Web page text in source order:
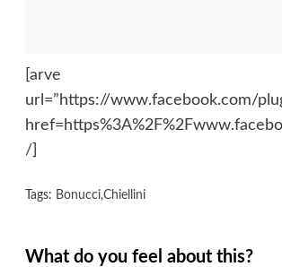
[arve
url=”https://www.facebook.com/
/]
Tags: Bonucci,Chiellini
What do you feel about this?